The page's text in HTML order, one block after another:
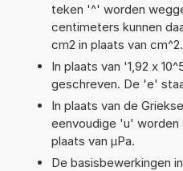
teken '^' worden
centimeters kunnen
cm2 in plaats van cm^2.
In plaats van '1,92 x
geschreven. De 'e'
In plaats van de
eenvoudige 'u' worden
plaats van µPa.
De basisbewerkingen